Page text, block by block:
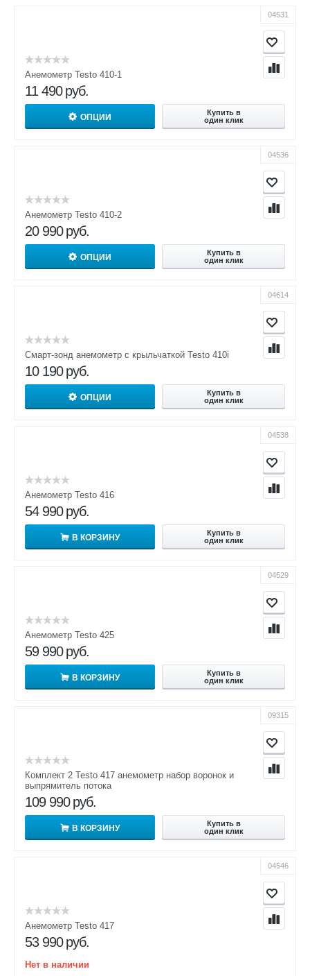
04531
Анемометр Testo 410-1
11 490 руб.
ОПЦИИ
Купить в
один клик
04536
Анемометр Testo 410-2
20 990 руб.
ОПЦИИ
Купить в
один клик
04614
Смарт-зонд анемометр с крыльчаткой Testo 410i
10 190 руб.
ОПЦИИ
Купить в
один клик
04538
Анемометр Testo 416
54 990 руб.
В КОРЗИНУ
Купить в
один клик
04529
Анемометр Testo 425
59 990 руб.
В КОРЗИНУ
Купить в
один клик
09315
Комплект 2 Testo 417 анемометр набор воронок и
выпрямитель потока
109 990 руб.
В КОРЗИНУ
Купить в
один клик
04546
Анемометр Testo 417
53 990 руб.
Нет в наличии